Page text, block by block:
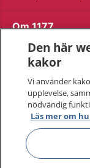
Om 1177
Kontakt
Behandling av
Hantering av kakor
Den här
kakor
Vi använder
upplevelse,
nödvändig
Läs mer om